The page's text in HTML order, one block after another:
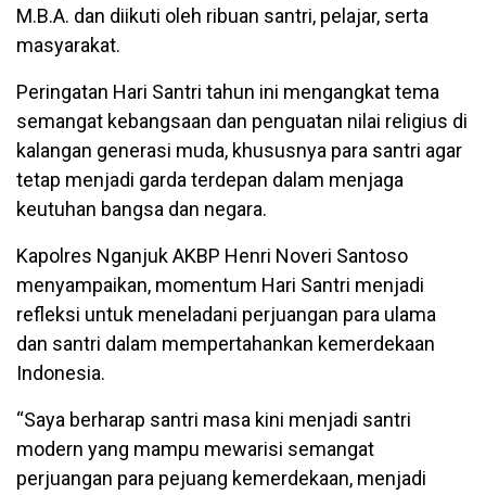
M.B.A. dan diikuti oleh ribuan santri, pelajar, serta
masyarakat.
Peringatan Hari Santri tahun ini mengangkat tema
semangat kebangsaan dan penguatan nilai religius di
kalangan generasi muda, khususnya para santri agar
tetap menjadi garda terdepan dalam menjaga
keutuhan bangsa dan negara.
Kapolres Nganjuk AKBP Henri Noveri Santoso
menyampaikan, momentum Hari Santri menjadi
refleksi untuk meneladani perjuangan para ulama
dan santri dalam mempertahankan kemerdekaan
Indonesia.
“Saya berharap santri masa kini menjadi santri
modern yang mampu mewarisi semangat
perjuangan para pejuang kemerdekaan, menjadi